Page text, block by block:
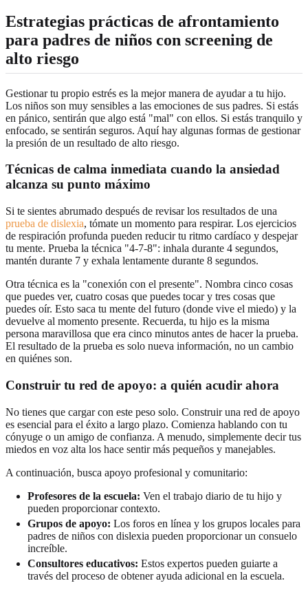
Estrategias prácticas de afrontamiento
para padres de niños con screening de
alto riesgo
Gestionar tu propio estrés es la mejor manera de ayudar a tu hijo.
Los niños son muy sensibles a las emociones de sus padres. Si estás
en pánico, sentirán que algo está "mal" con ellos. Si estás tranquilo y
enfocado, se sentirán seguros. Aquí hay algunas formas de gestionar
la presión de un resultado de alto riesgo.
Técnicas de calma inmediata cuando la ansiedad
alcanza su punto máximo
Si te sientes abrumado después de revisar los resultados de una
prueba de dislexia, tómate un momento para respirar. Los ejercicios
de respiración profunda pueden reducir tu ritmo cardíaco y despejar
tu mente. Prueba la técnica "4-7-8": inhala durante 4 segundos,
mantén durante 7 y exhala lentamente durante 8 segundos.
Otra técnica es la "conexión con el presente". Nombra cinco cosas
que puedes ver, cuatro cosas que puedes tocar y tres cosas que
puedes oír. Esto saca tu mente del futuro (donde vive el miedo) y la
devuelve al momento presente. Recuerda, tu hijo es la misma
persona maravillosa que era cinco minutos antes de hacer la prueba.
El resultado de la prueba es solo nueva información, no un cambio
en quiénes son.
Construir tu red de apoyo: a quién acudir ahora
No tienes que cargar con este peso solo. Construir una red de apoyo
es esencial para el éxito a largo plazo. Comienza hablando con tu
cónyuge o un amigo de confianza. A menudo, simplemente decir tus
miedos en voz alta los hace sentir más pequeños y manejables.
A continuación, busca apoyo profesional y comunitario:
Profesores de la escuela: Ven el trabajo diario de tu hijo y
pueden proporcionar contexto.
Grupos de apoyo: Los foros en línea y los grupos locales para
padres de niños con dislexia pueden proporcionar un consuelo
increíble.
Consultores educativos: Estos expertos pueden guiarte a
través del proceso de obtener ayuda adicional en la escuela.